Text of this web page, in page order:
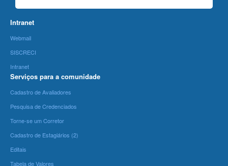
Intranet
Webmail
SISCRECI
Intranet
Serviços para a comunidade
Cadastro de Avaliadores
Pesquisa de Credenciados
Torne-se um Corretor
Cadastro de Estagiários (2)
Editais
Tabela de Valores